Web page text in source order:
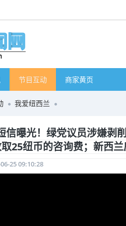
节目互动 商家黄页
我爱纽西兰
信曝光！绿党议员涉嫌剥
25纽币的咨询费；新西
25 09:10:28